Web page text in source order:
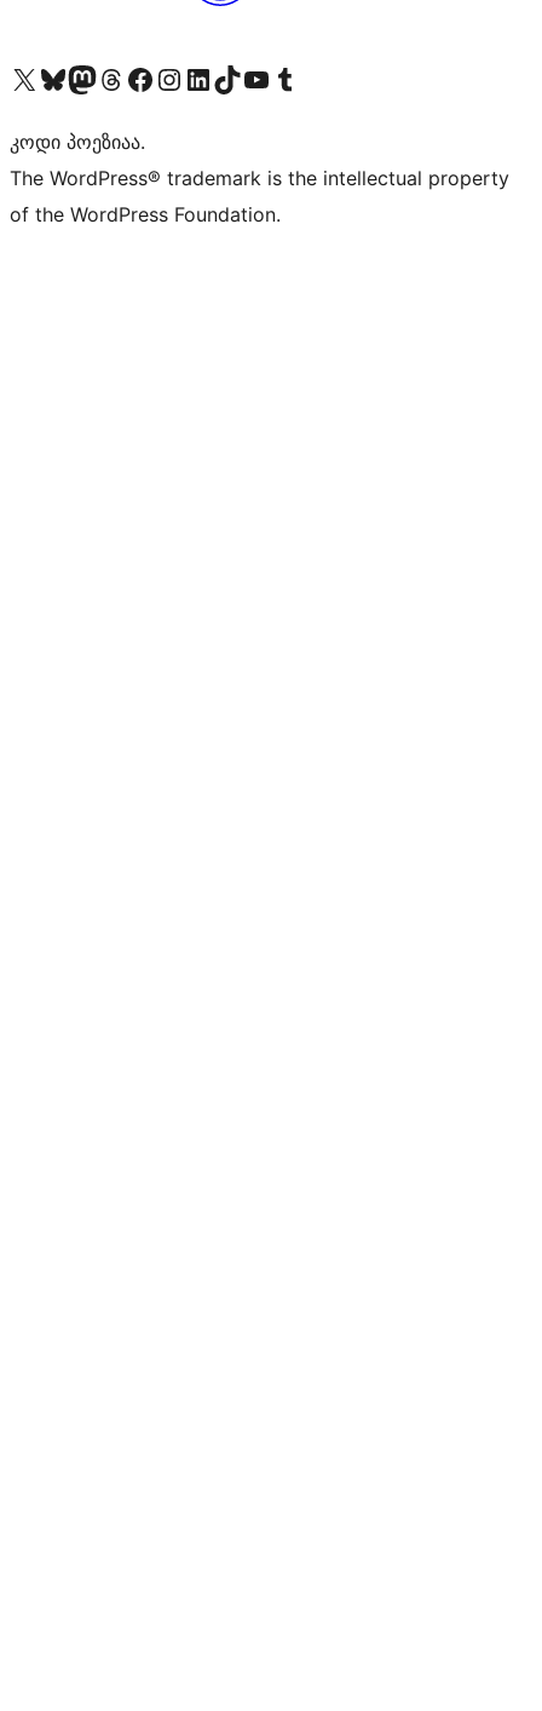
Visit our X (formerly Twitter) account
Visit our Bluesky account
Visit our Mastodon account
Visit our Threads account
Visit our Facebook page
Visit our Instagram account
Visit our LinkedIn account
Visit our TikTok account
Visit our YouTube channel
Visit our Tumblr account
კოდი პოეზიაა.
The WordPress® trademark is the intellectual property
of the WordPress Foundation.